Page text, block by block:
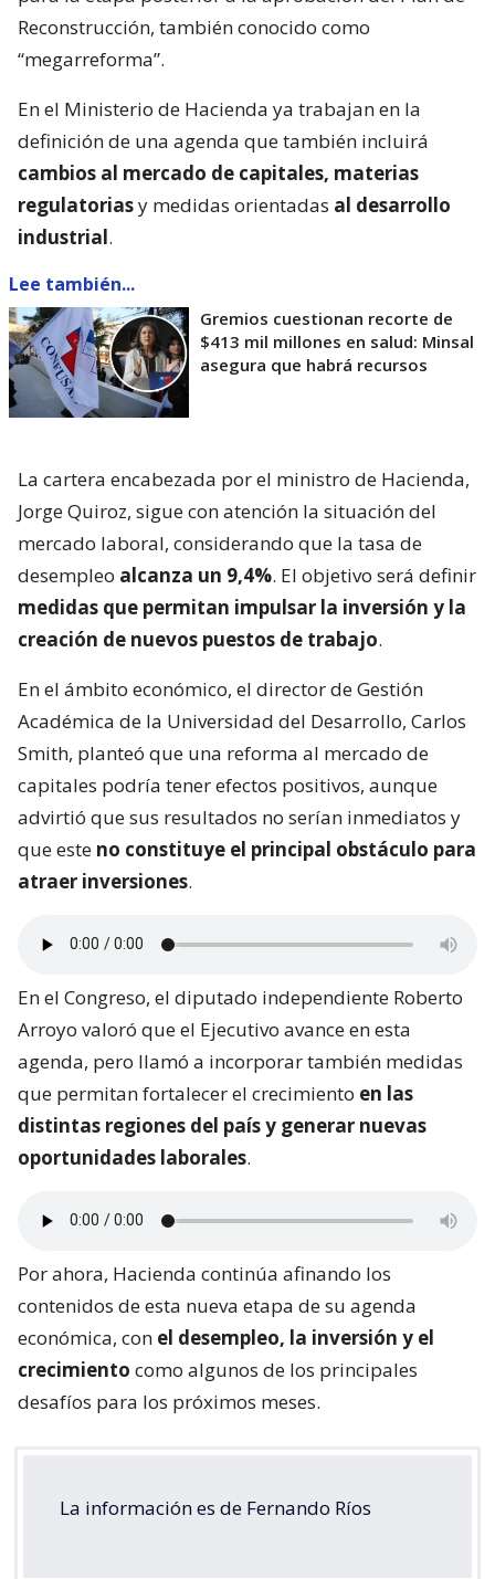
Reconstrucción, también conocido como
“megarreforma”.
En el Ministerio de Hacienda ya trabajan en la
definición de una agenda que también incluirá
cambios al mercado de capitales, materias
regulatoriasy medidas orientadas al desarrollo
industrial.
Lee también...
Gremios cuestionan recorte de
$413 mil millones en salud: Minsal
asegura que habrá recursos
La cartera encabezada por el ministro de Hacienda,
Jorge Quiroz, sigue con atención la situación del
mercado laboral, considerando que la tasa de
desempleo alcanza un 9,4%. El objetivo será definir
medidas que permitan impulsar la inversión y la
creación de nuevos puestos de trabajo.
En el ámbito económico, el director de Gestión
Académica de la Universidad del Desarrollo, Carlos
Smith, planteó que una reforma al mercado de
capitales podría tener efectos positivos, aunque
advirtió que sus resultados no serían inmediatos y
que este no constituye el principal obstáculo para
atraer inversiones.
En el Congreso, el diputado independiente Roberto
Arroyo valoró que el Ejecutivo avance en esta
agenda, pero llamó a incorporar también medidas
que permitan fortalecer el crecimiento en las
distintas regiones del país y generar nuevas
oportunidades laborales.
Por ahora, Hacienda continúa afinando los
contenidos de esta nueva etapa de su agenda
económica, con el desempleo, la inversión y el
crecimiento como algunos de los principales
desafíos para los próximos meses.
La información es de Fernando Ríos